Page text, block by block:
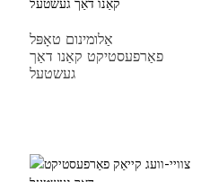
אַלומינום טאָפּל
פאַרפעסטיקט קאַנו דאַך
געשטעל